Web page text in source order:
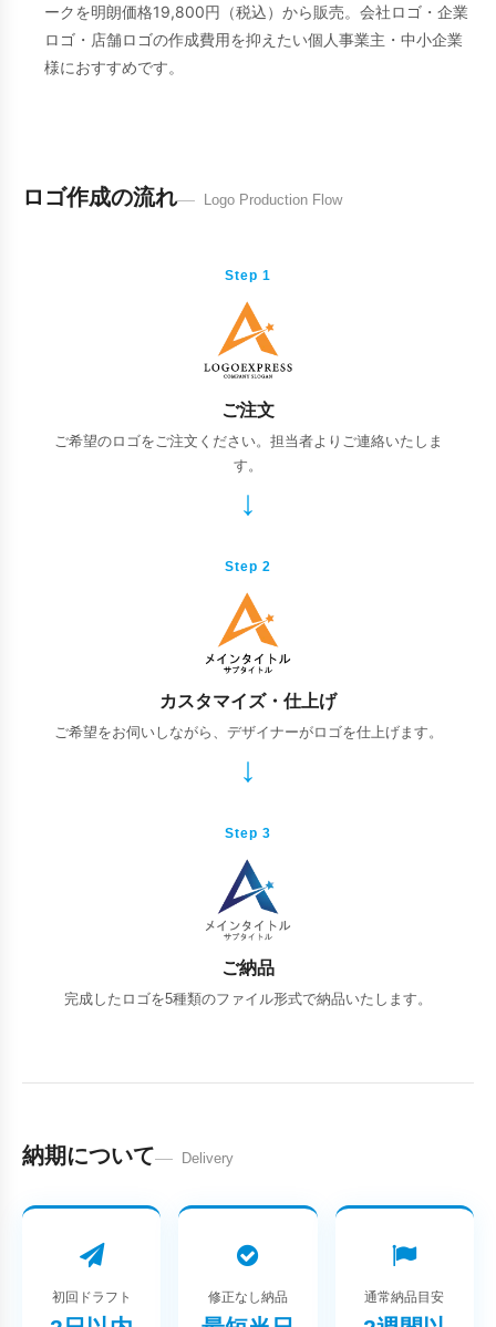
ークを明朗価格19,800円（税込）から販売。会社ロゴ・企業
ロゴ・店舗ロゴの作成費用を抑えたい個人事業主・中小企業
様におすすめです。
ロゴ作成の流れ Logo Production Flow
Step 1
ご注文
ご希望のロゴをご注文ください。担当者よりご連絡いたしま
す。
Step 2
カスタマイズ・仕上げ
ご希望をお伺いしながら、デザイナーがロゴを仕上げます。
Step 3
ご納品
完成したロゴを5種類のファイル形式で納品いたします。
納期について Delivery
初回ドラフト 修正なし納品 通常納品目安